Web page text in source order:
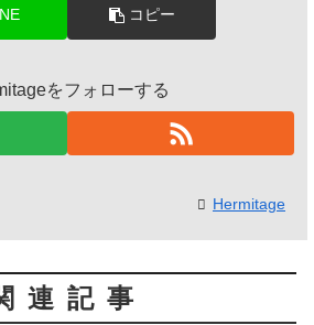
コピー
をフォローする
Hermitage
連記事